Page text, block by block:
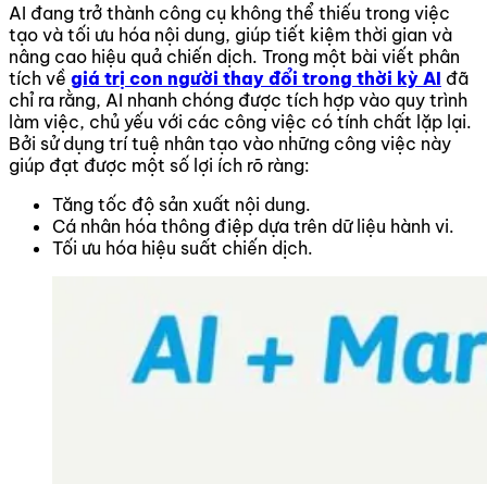
AI đang trở thành công cụ không thể thiếu trong việc
tạo và tối ưu hóa nội dung, giúp tiết kiệm thời gian và
nâng cao hiệu quả chiến dịch. Trong một bài viết phân
tích về giá trị con người thay đổi trong thời kỳ AI đã
chỉ ra rằng, AI nhanh chóng được tích hợp vào quy trình
làm việc, chủ yếu với các công việc có tính chất lặp lại.
Bởi sử dụng trí tuệ nhân tạo vào những công việc này
giúp đạt được một số lợi ích rõ ràng:
Tăng tốc độ sản xuất nội dung.
Cá nhân hóa thông điệp dựa trên dữ liệu hành vi.
Tối ưu hóa hiệu suất chiến dịch.